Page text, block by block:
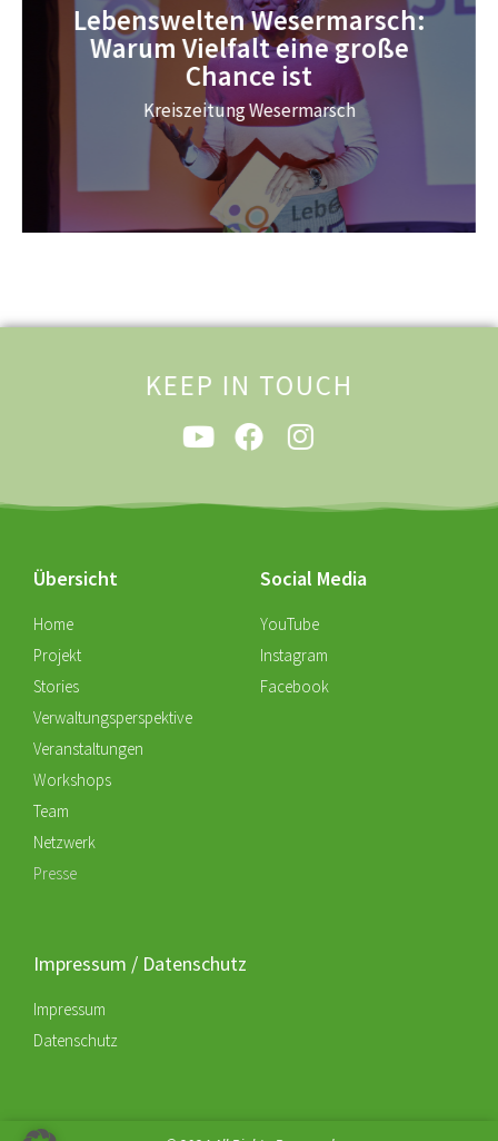
Lebenswelten Wesermarsch:
Warum Vielfalt eine große
Chance ist
Kreiszeitung Wesermarsch
KEEP IN TOUCH
Übersicht
Home
Projekt
Stories
Verwaltungsperspektive
Veranstaltungen
Workshops
Team
Netzwerk
Presse
Social Media
YouTube
Instagram
Facebook
Impressum / Datenschutz
Impressum
Datenschutz